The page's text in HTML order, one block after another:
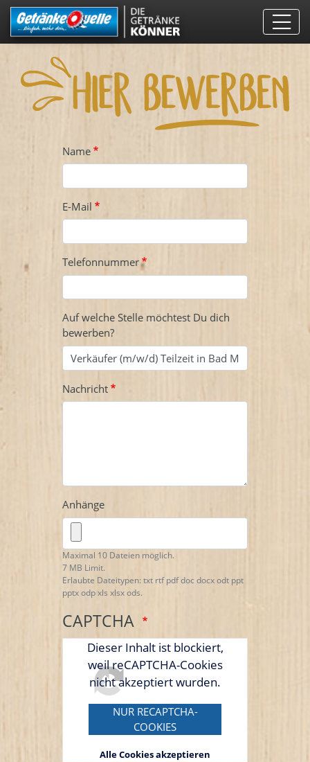
Direkt
zum
Inhalt
Name
E-Mail
Telefonnummer
Auf welche Stelle möchtest Du dich
bewerben?
Nachricht
Anhänge
Maximal 10 Dateien möglich.
7 MB Limit.
Erlaubte Dateitypen: txt rtf pdf doc docx odt ppt
pptx odp xls xlsx ods.
CAPTCHA
Dieser Inhalt ist blockiert,
weil reCAPTCHA-Cookies
nicht akzeptiert wurden.
NUR RECAPTCHA-
COOKIES
Alle Cookies akzeptieren